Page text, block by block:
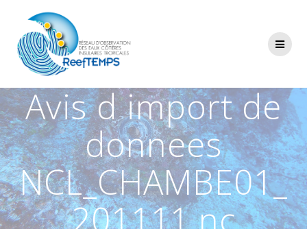
Avis d import de
donnees
NCL_CHAMBE01_
201111.nc